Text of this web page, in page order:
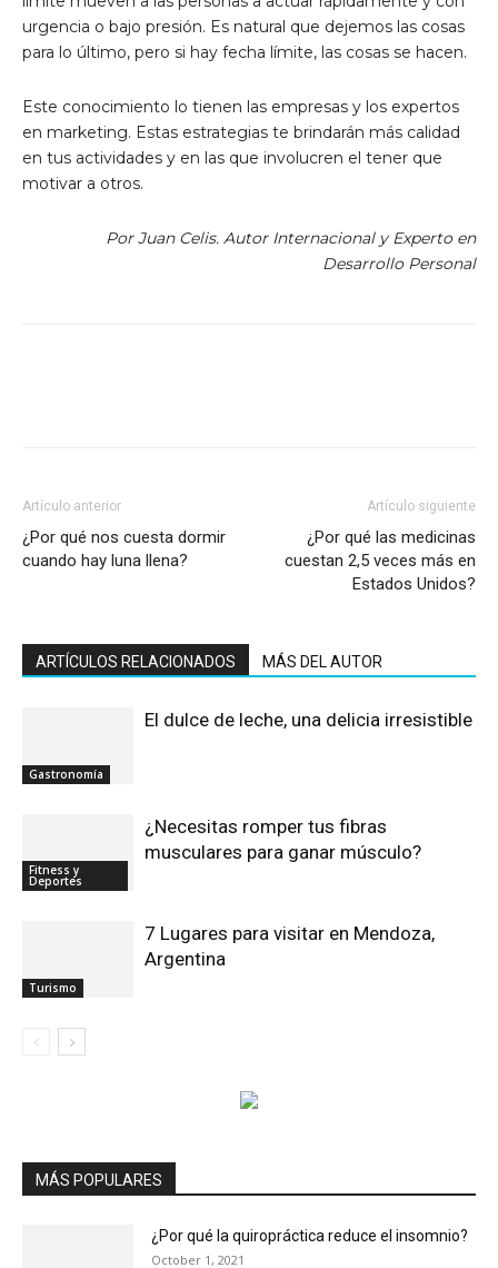
urgencia o bajo presión. Es natural que dejemos las cosas
para lo último, pero si hay fecha límite, las cosas se hacen.
Este conocimiento lo tienen las empresas y los expertos
en marketing. Estas estrategias te brindarán más calidad
en tus actividades y en las que involucren el tener que
motivar a otros.
Por Juan Celis. Autor Internacional y Experto en
Desarrollo Personal
Artículo anterior
¿Por qué nos cuesta dormir
cuando hay luna llena?
Artículo siguiente
¿Por qué las medicinas
cuestan 2,5 veces más en
Estados Unidos?
ARTÍCULOS RELACIONADOS MÁS DEL AUTOR
Gastronomía
El dulce de leche, una delicia irresistible
Fitness y
Deportes
¿Necesitas romper tus fibras
musculares para ganar músculo?
Turismo
7 Lugares para visitar en Mendoza,
Argentina
MÁS POPULARES
¿Por qué la quiropráctica reduce el insomnio?
October 1, 2021